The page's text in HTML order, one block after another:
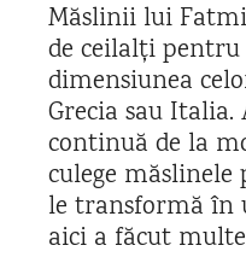
Măslinii lui
de ceilalți
dimensiunea
Grecia sau
continuă de la
culege
le transformă în
aici a făcut